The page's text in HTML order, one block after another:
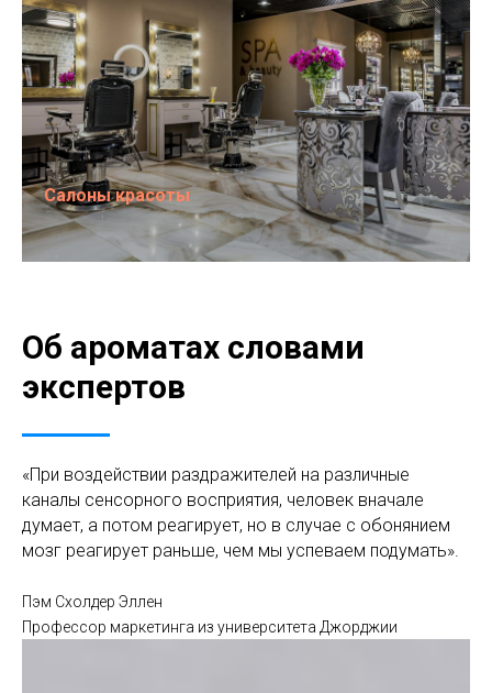
Салоны красоты
Об ароматах словами
экспертов
«При воздействии раздражителей на различные
каналы сенсорного восприятия, человек вначале
думает, а потом реагирует, но в случае с обонянием
мозг реагирует раньше, чем мы успеваем подумать».
Пэм Схолдер Эллен
Профессор маркетинга из университета Джорджии